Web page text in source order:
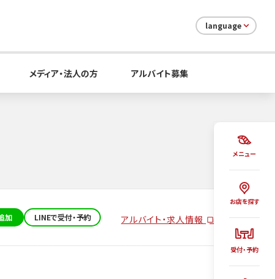
メニュー
お店を探す
受付・予約
language
メディア・法人の方 アルバイト募集
加 LINEで受付・予約 アルバイト・求人情報